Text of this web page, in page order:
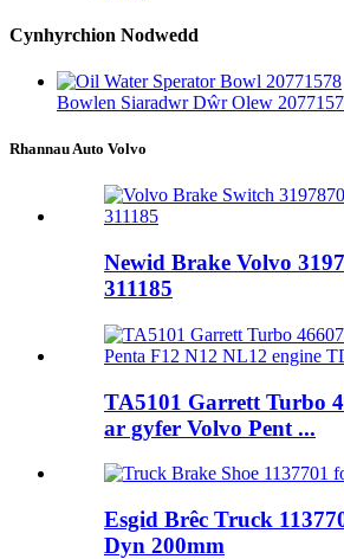
Cynhyrchion Nodwedd
Bowlen Siaradwr Dŵr Olew
Rhannau Auto Volvo
Newid Brake Volvo
311185
TA5101 Garrett Turbo
ar gyfer Volvo Pent ...
Esgid Brêc Truck
Dyn 200mm